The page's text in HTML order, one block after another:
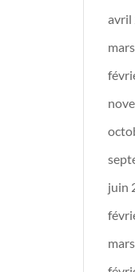
avril
juin